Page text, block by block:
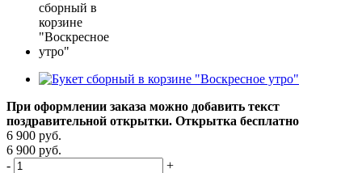
При оформлении заказа можно добавить текст
поздравительной открытки. Открытка бесплатно
6 900 руб.
6 900 руб.
-
+